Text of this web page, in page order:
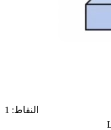
النقاط: 1